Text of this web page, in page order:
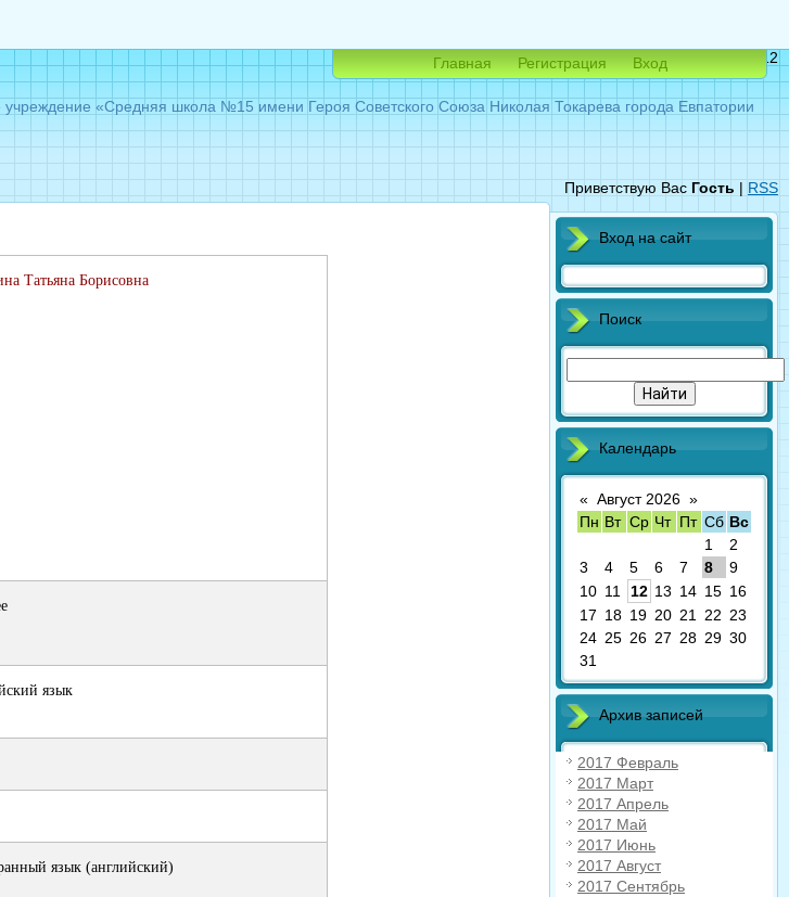
Суббота, 08.08.2026, 16:12
Приветствую Вас Гость | RSS
«Средняя школа №15 имени Героя Советского Союза Николая Токарева города Евпатории
Главная Регистрация Вход
Татьяна Борисовна
язык
язык (английский)
Вход на сайт
Поиск
Календарь
« Август 2026 »
Пн Вт Ср Чт Пт Сб Вс
1
2
3
4 5 6 7 8
9
10 11 12 13 14 15 16
17 18 19 20 21 22 23
24 25 26 27 28 29 30
31
Архив записей
2017 Февраль
2017 Март
2017 Апрель
2017 Май
2017 Июнь
2017 Август
2017 Сентябрь